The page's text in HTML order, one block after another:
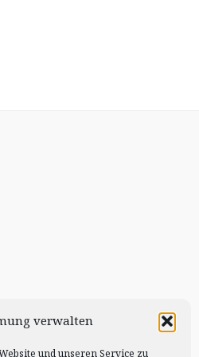
verwalten
und unseren Service zu